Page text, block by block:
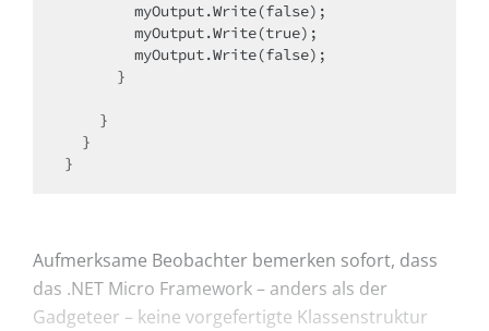
}
Aufmerksame Beobachter bemerken sofort, dass
das .NET Micro Framework – anders als der
Gadgeteer – keine vorgefertigte Klassenstruktur